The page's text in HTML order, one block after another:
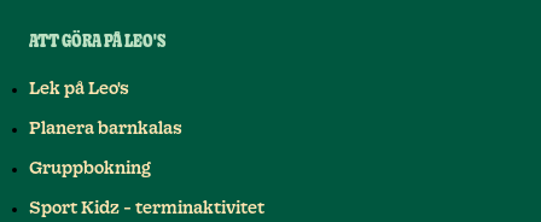
ATT GÖRA PÅ LEO'S
Lek på Leo's
Planera barnkalas
Gruppbokning
Sport Kidz - terminaktivitet